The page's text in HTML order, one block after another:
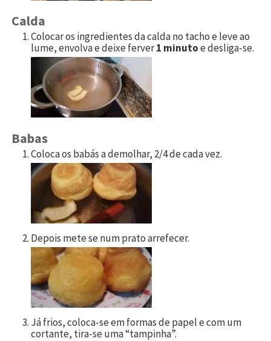
Calda
Colocar os ingredientes da calda no tacho e leve ao
lume, envolva e deixe ferver1 minutoe desliga-se.
Babas
Coloca os babás a demolhar, 2/4 de cada vez.
Depois mete se num prato arrefecer.
Já frios, coloca-se em formas de papel e com um
cortante, tira-se uma “tampinha”.